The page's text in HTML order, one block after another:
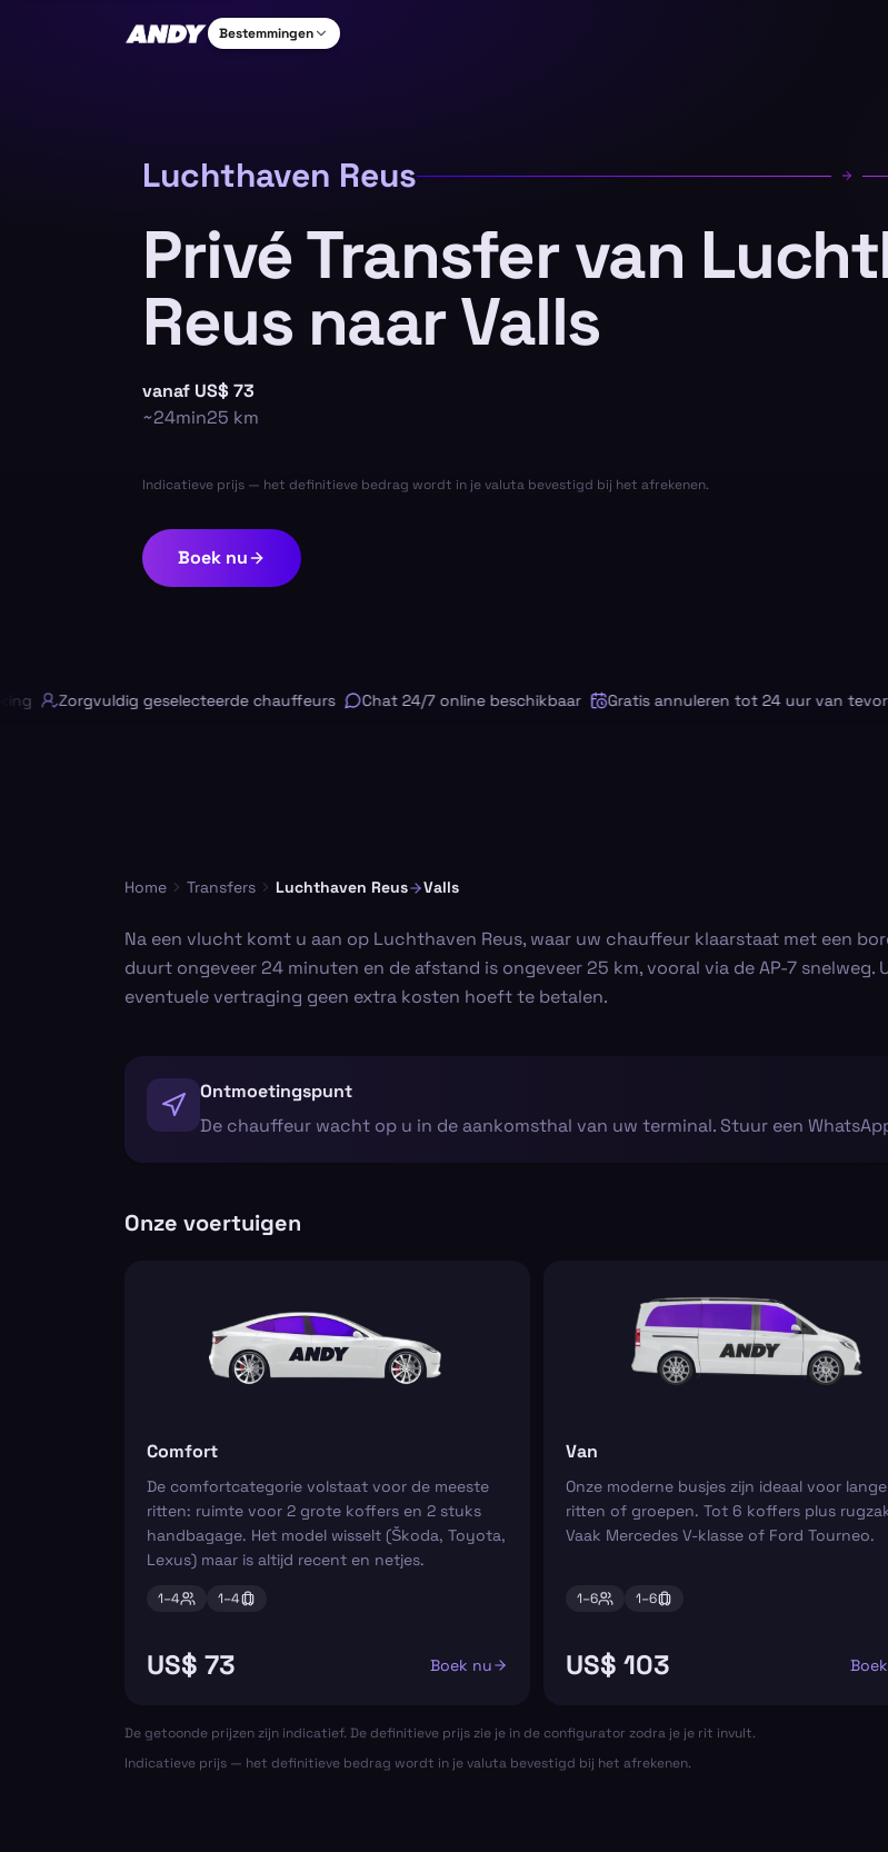
Bestemmingen
Luchthaven Reus
Privé Transfer van
Reus naar Valls
vanaf US$ 73
~24min25 km
Indicatieve prijs — het definitieve bedrag wordt in je valuta bevestigd bij het afrekenen.
Boek nu
Zorgvuldig geselecteerde chauffeurs Chat 24/7 online beschikbaar Gratis annuleren tot 24 uur van tevoren
Home Transfers Luchthaven Reus Valls
Na een vlucht komt u aan op Luchthaven Reus, waar uw chauffeur klaarstaat met een
duurt ongeveer 24 minuten en de afstand is ongeveer 25 km, vooral via de AP-7
eventuele vertraging geen extra kosten hoeft te betalen.
Ontmoetingspunt
De chauffeur wacht op u in de aankomsthal van uw terminal. Stuur een
Onze voertuigen
Comfort
De comfortcategorie volstaat voor de meeste
ritten: ruimte voor 2 grote koffers en 2 stuks
handbagage. Het model wisselt (Škoda, Toyota,
Lexus) maar is altijd recent en netjes.
1–4 1–4
US$ 73 Boek nu
Van
Onze moderne busjes zijn ideaal voor lange
ritten of groepen. Tot 6 koffers plus
Vaak Mercedes V-klasse of Ford Tourneo.
1–6 1–6
US$ 103
De getoonde prijzen zijn indicatief. De definitieve prijs zie je in de configurator zodra je je rit invult.
Indicatieve prijs — het definitieve bedrag wordt in je valuta bevestigd bij het afrekenen.